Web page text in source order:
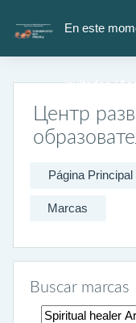
En este
invitados (
Центр
Página Principal
Marcas
Buscar marcas
Buscar marcas